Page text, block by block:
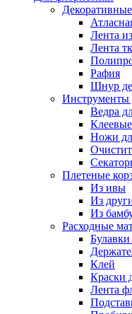
Лента
Лента
Рафия
Шнур
Инструменты
Ведра
Ножи
Плетеные
Из ивы
Из
Из
Расходные
Клей
Краски
Лента